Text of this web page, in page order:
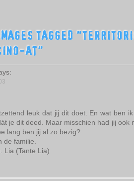
TAGGED
AT"
leuk dat jij dit doet. En wat ben
je dit deed. Maar misschien had jij ook
lang ben jij al zo bezig?
de familie.
Lia (Tante Lia)